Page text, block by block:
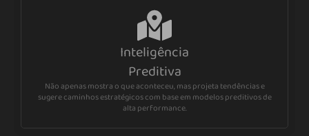
Inteligência
Preditiva
Não apenas mostra o que aconteceu, mas projeta tendências e
sugere caminhos estratégicos com base em modelos preditivos de
alta performance.